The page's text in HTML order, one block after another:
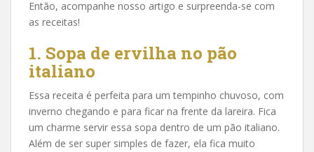
Então, acompanhe nosso artigo e surpreenda-se com
as receitas!
1. Sopa de ervilha no pão
italiano
Essa receita é perfeita para um tempinho chuvoso, com
inverno chegando e para ficar na frente da lareira. Fica
um charme servir essa sopa dentro de um pão italiano.
Além de ser super simples de fazer, ela fica muito